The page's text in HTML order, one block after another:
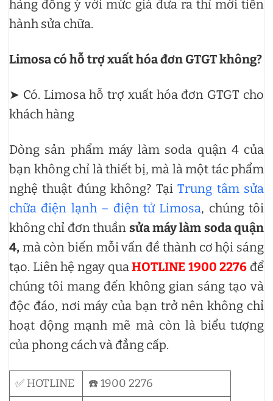
hàng đồng ý với mức giá đưa ra thì mới tiến
hành sửa chữa.
Limosa có hỗ trợ xuất hóa đơn GTGT không?
➤ Có. Limosa hỗ trợ xuất hóa đơn GTGT cho
khách hàng
Dòng sản phẩm máy làm soda quận 4 của
bạn không chỉ là thiết bị, mà là một tác phẩm
nghệ thuật đúng không? TạiTrung tâm sửa
chữa điện lạnh – điện tử Limosa, chúng tôi
không chỉ đơn thuần sửa máy làm soda quận
4, mà còn biến mỗi vấn đề thành cơ hội sáng
tạo. Liên hệ ngay quaHOTLINE 1900 2276 để
chúng tôi mang đến không gian sáng tạo và
độc đáo, nơi máy của bạn trở nên không chỉ
hoạt động mạnh mẽ mà còn là biểu tượng
của phong cách và đẳng cấp.
✅ HOTLINE
☎️ 1900 2276